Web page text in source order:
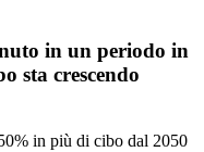
in un periodo in
sta crescendo
in più di cibo dal 2050